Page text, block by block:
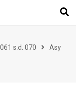
s.d. 070
Asy